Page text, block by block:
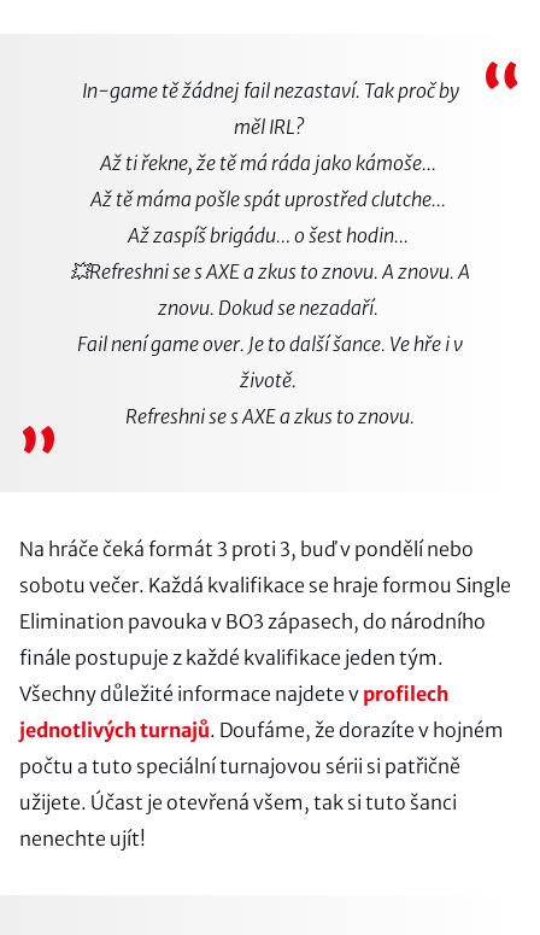
„
In-game tě žádnej fail nezastaví. Tak proč by
měl IRL?
Až ti řekne, že tě má ráda jako kámoše...
Až tě máma pošle spát uprostřed clutche...
Až zaspíš brigádu… o šest hodin...
💥Refreshni se s AXE a zkus to znovu. A znovu. A
znovu. Dokud se nezadaří.
Fail není game over. Je to další šance. Ve hře i v
životě.
Refreshni se s AXE a zkus to znovu.
“
Na hráče čeká formát 3 proti 3, buď v pondělí nebo
sobotu večer. Každá kvalifikace se hraje formou Single
Elimination pavouka v BO3 zápasech, do národního
finále postupuje z každé kvalifikace jeden tým.
Všechny důležité informace najdete v profilech
jednotlivých turnajů. Doufáme, že dorazíte v hojném
počtu a tuto speciální turnajovou sérii si patřičně
užijete. Účast je otevřená všem, tak si tuto šanci
nenechte ujít!